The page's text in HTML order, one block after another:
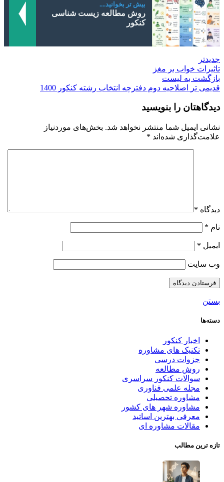
بیش تر بخوانید....
روش مطالعه زیست شناسی
کنکور
جدیدتر
تاثیرات خواب بر مغز
بازگشت به لیست
قدیمی تر
اصلاحیه دوم دفترچه انتخاب رشته کنکور 1400
دیدگاهتان را بنویسید
نشانی ایمیل شما منتشر نخواهد شد. بخش‌های موردنیاز
علامت‌گذاری شده‌اند *
دیدگاه *
نام *
ایمیل *
وب‌ سایت
بستن
دسته‌ها
اخبار کنکور
تکنیک های مشاوره
جزوات درسی
روش مطالعه
سوالات کنکور سراسری
مجله علمی فناوری
مشاوره تحصیلی
مشاوره شهر های کشور
معرفی بهترین اساتید
مقالات مشاوره ای
تازه ترین مطالب